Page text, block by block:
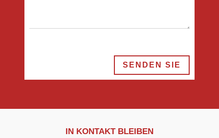
SENDEN SIE
IN KONTAKT BLEIBEN